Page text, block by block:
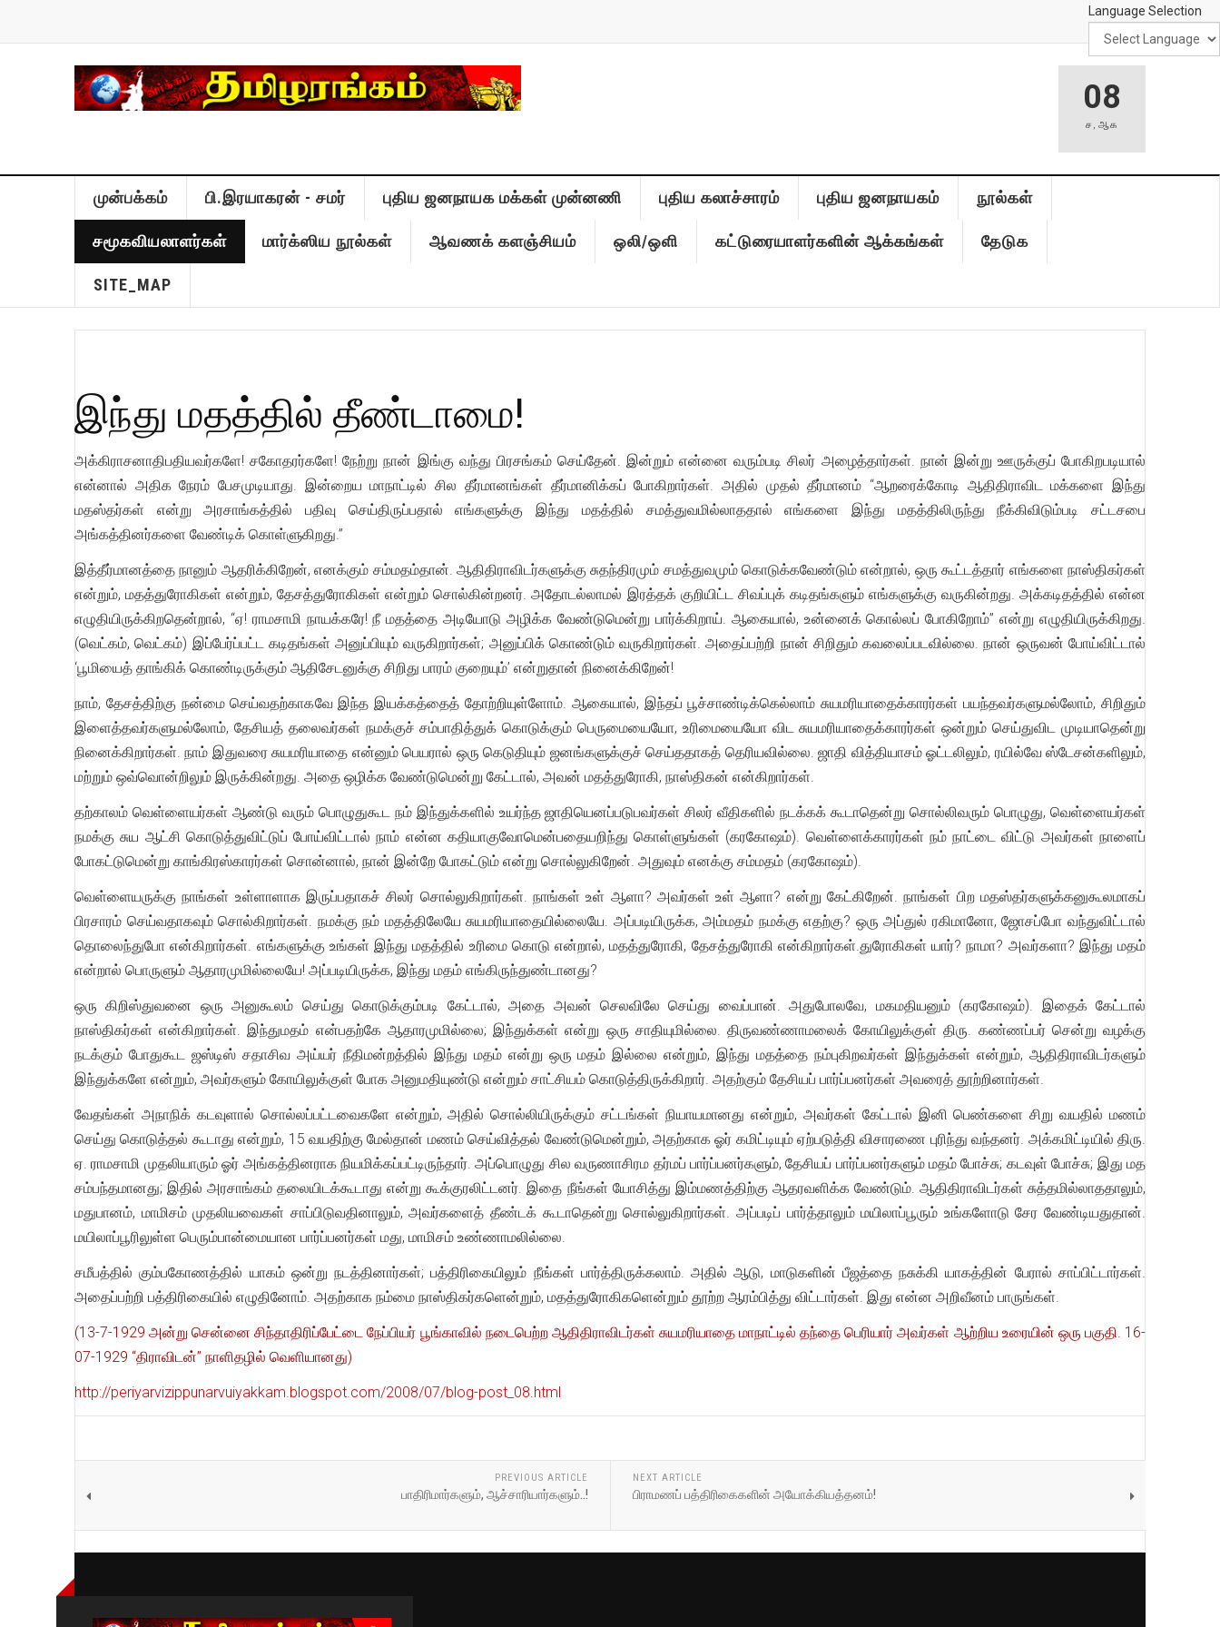
Language Selection
08
ச , ஆக
முன்பக்கம் பி.இரயாகரன் - சமர் புதிய ஜனநாயக மக்கள் முன்னணி புதிய கலாச்சாரம் புதிய ஜனநாயகம் நூல்கள்
சமூகவியலாளர்கள் மார்க்ஸிய நூல்கள் ஆவணக் களஞ்சியம் ஒலி/ஒளி கட்டுரையாளர்களின் ஆக்கங்கள் தேடுக
SITE_MAP
இந்து மதத்தில் தீண்டாமை!
அக்கிராசனாதிபதியவர்களே! சகோதரர்களே! நேற்று நான் இங்கு வந்து பிரசங்கம் செய்தேன். இன்றும் என்னை வரும்படி சிலர் அழைத்தார்கள். நான் இன்று ஊருக்குப் போகிறபடியால்
என்னால் அதிக நேரம் பேசமுடியாது. இன்றைய மாநாட்டில் சில தீர்மானங்கள் தீர்மானிக்கப் போகிறார்கள். அதில் முதல் தீர்மானம் “ஆறரைக்கோடி ஆதிதிராவிட மக்களை இந்து
மதஸ்தர்கள் என்று அரசாங்கத்தில் பதிவு செய்திருப்பதால் எங்களுக்கு இந்து மதத்தில் சமத்துவமில்லாததால் எங்களை இந்து மதத்திலிருந்து நீக்கிவிடும்படி சட்டசபை
அங்கத்தினர்களை வேண்டிக் கொள்ளுகிறது.”
இத்தீர்மானத்தை நானும் ஆதரிக்கிறேன், எனக்கும் சம்மதம்தான். ஆதிதிராவிடர்களுக்கு சுதந்திரமும் சமத்துவமும் கொடுக்கவேண்டும் என்றால், ஒரு கூட்டத்தார் எங்களை நாஸ்திகர்கள்
என்றும், மதத்துரோகிகள் என்றும், தேசத்துரோகிகள் என்றும் சொல்கின்றனர். அதோடல்லாமல் இரத்தக் குறியிட்ட சிவப்புக் கடிதங்களும் எங்களுக்கு வருகின்றது. அக்கடிதத்தில் என்ன
எழுதியிருக்கிறதென்றால், “ஏ! ராமசாமி நாயக்கரே! நீ மதத்தை அடியோடு அழிக்க வேண்டுமென்று பார்க்கிறாய். ஆகையால், உன்னைக் கொல்லப் போகிறோம்” என்று எழுதியிருக்கிறது.
(வெட்கம், வெட்கம்) இப்பேர்ப்பட்ட கடிதங்கள் அனுப்பியும் வருகிறார்கள்; அனுப்பிக் கொண்டும் வருகிறார்கள். அதைப்பற்றி நான் சிறிதும் கவலைப்படவில்லை. நான் ஒருவன் போய்விட்டால்
‘பூமியைத் தாங்கிக் கொண்டிருக்கும் ஆதிசேடனுக்கு சிறிது பாரம் குறையும்’ என்றுதான் நினைக்கிறேன்!
நாம், தேசத்திற்கு நன்மை செய்வதற்காகவே இந்த இயக்கத்தைத் தோற்றியுள்ளோம். ஆகையால், இந்தப் பூச்சாண்டிக்கெல்லாம் சுயமரியாதைக்காரர்கள் பயந்தவர்களுமல்லோம், சிறிதும்
இளைத்தவர்களுமல்லோம், தேசியத் தலைவர்கள் நமக்குச் சம்பாதித்துக் கொடுக்கும் பெருமையையோ, உரிமையையோ விட சுயமரியாதைக்காரர்கள் ஒன்றும் செய்துவிட முடியாதென்று
நினைக்கிறார்கள். நாம் இதுவரை சுயமரியாதை என்னும் பெயரால் ஒரு கெடுதியும் ஜனங்களுக்குச் செய்ததாகத் தெரியவில்லை. ஜாதி வித்தியாசம் ஓட்டலிலும், ரயில்வே ஸ்டேசன்களிலும்,
மற்றும் ஒவ்வொன்றிலும் இருக்கின்றது. அதை ஒழிக்க வேண்டுமென்று கேட்டால், அவன் மதத்துரோகி, நாஸ்திகன் என்கிறார்கள்.
தற்காலம் வெள்ளையர்கள் ஆண்டு வரும் பொழுதுகூட நம் இந்துக்களில் உயர்ந்த ஜாதியெனப்படுபவர்கள் சிலர் வீதிகளில் நடக்கக் கூடாதென்று சொல்லிவரும் பொழுது, வெள்ளையர்கள்
நமக்கு சுய ஆட்சி கொடுத்துவிட்டுப் போய்விட்டால் நாம் என்ன கதியாகுவோமென்பதையறிந்து கொள்ளுங்கள் (கரகோஷம்). வெள்ளைக்காரர்கள் நம் நாட்டை விட்டு அவர்கள் நாளைப்
போகட்டுமென்று காங்கிரஸ்காரர்கள் சொன்னால், நான் இன்றே போகட்டும் என்று சொல்லுகிறேன். அதுவும் எனக்கு சம்மதம் (கரகோஷம்).
வெள்ளையருக்கு நாங்கள் உள்ளாளாக இருப்பதாகச் சிலர் சொல்லுகிறார்கள். நாங்கள் உள் ஆளா? அவர்கள் உள் ஆளா? என்று கேட்கிறேன். நாங்கள் பிற மதஸ்தர்களுக்கனுகூலமாகப்
பிரசாரம் செய்வதாகவும் சொல்கிறார்கள். நமக்கு நம் மதத்திலேயே சுயமரியாதையில்லையே. அப்படியிருக்க, அம்மதம் நமக்கு எதற்கு? ஒரு அப்துல் ரகிமானோ, ஜோசப்போ வந்துவிட்டால்
தொலைந்துபோ என்கிறார்கள். எங்களுக்கு உங்கள் இந்து மதத்தில் உரிமை கொடு என்றால், மதத்துரோகி, தேசத்துரோகி என்கிறார்கள்.துரோகிகள் யார்? நாமா? அவர்களா? இந்து மதம்
என்றால் பொருளும் ஆதாரமுமில்லையே! அப்படியிருக்க, இந்து மதம் எங்கிருந்துண்டானது?
ஒரு கிறிஸ்துவனை ஒரு அனுகூலம் செய்து கொடுக்கும்படி கேட்டால், அதை அவன் செலவிலே செய்து வைப்பான். அதுபோலவே, மகமதியனும் (கரகோஷம்). இதைக் கேட்டால்
நாஸ்திகர்கள் என்கிறார்கள். இந்துமதம் என்பதற்கே ஆதாரமுமில்லை; இந்துக்கள் என்று ஒரு சாதியுமில்லை. திருவண்ணாமலைக் கோயிலுக்குள் திரு. கண்ணப்பர் சென்று வழக்கு
நடக்கும் போதுகூட ஜஸ்டிஸ் சதாசிவ அய்யர் நீதிமன்றத்தில் இந்து மதம் என்று ஒரு மதம் இல்லை என்றும், இந்து மதத்தை நம்புகிறவர்கள் இந்துக்கள் என்றும், ஆதிதிராவிடர்களும்
இந்துக்களே என்றும், அவர்களும் கோயிலுக்குள் போக அனுமதியுண்டு என்றும் சாட்சியம் கொடுத்திருக்கிறார். அதற்கும் தேசியப் பார்ப்பனர்கள் அவரைத் தூற்றினார்கள்.
வேதங்கள் அநாநிக் கடவுளால் சொல்லப்பட்டவைகளே என்றும், அதில் சொல்லியிருக்கும் சட்டங்கள் நியாயமானது என்றும், அவர்கள் கேட்டால் இனி பெண்களை சிறு வயதில் மணம்
செய்து கொடுத்தல் கூடாது என்றும், 15 வயதிற்கு மேல்தான் மணம் செய்வித்தல் வேண்டுமென்றும், அதற்காக ஓர் கமிட்டியும் ஏற்படுத்தி விசாரணை புரிந்து வந்தனர். அக்கமிட்டியில் திரு.
ஏ. ராமசாமி முதலியாரும் ஓர் அங்கத்தினராக நியமிக்கப்பட்டிருந்தார். அப்பொழுது சில வருணாசிரம தர்மப் பார்ப்பனர்களும், தேசியப் பார்ப்பனர்களும் மதம் போச்சு; கடவுள் போச்சு; இது மத
சம்பந்தமானது; இதில் அரசாங்கம் தலையிடக்கூடாது என்று கூக்குரலிட்டனர். இதை நீங்கள் யோசித்து இம்மணத்திற்கு ஆதரவளிக்க வேண்டும். ஆதிதிராவிடர்கள் சுத்தமில்லாததாலும்,
மதுபானம், மாமிசம் முதலியவைகள் சாப்பிடுவதினாலும், அவர்களைத் தீண்டக் கூடாதென்று சொல்லுகிறார்கள். அப்படிப் பார்த்தாலும் மயிலாப்பூரும் உங்களோடு சேர வேண்டியதுதான்.
மயிலாப்பூரிலுள்ள பெரும்பான்மையான பார்ப்பனர்கள் மது, மாமிசம் உண்ணாமலில்லை.
சமீபத்தில் கும்பகோணத்தில் யாகம் ஒன்று நடத்தினார்கள்; பத்திரிகையிலும் நீங்கள் பார்த்திருக்கலாம். அதில் ஆடு, மாடுகளின் பீஜத்தை நசுக்கி யாகத்தின் பேரால் சாப்பிட்டார்கள்.
அதைப்பற்றி பத்திரிகையில் எழுதினோம். அதற்காக நம்மை நாஸ்திகர்களென்றும், மதத்துரோகிகளென்றும் தூற்ற ஆரம்பித்து விட்டார்கள். இது என்ன அறிவீனம் பாருங்கள்.
(13-7-1929 அன்று சென்னை சிந்தாதிரிப்பேட்டை நேப்பியர் பூங்காவில் நடைபெற்ற ஆதிதிராவிடர்கள் சுயமரியாதை மாநாட்டில் தந்தை பெரியார் அவர்கள் ஆற்றிய உரையின் ஒரு பகுதி. 16-
07-1929 “திராவிடன்” நாளிதழில் வெளியானது)
http://periyarvizippunarvuiyakkam.blogspot.com/2008/07/blog-post_08.html
PREVIOUS ARTICLE
பாதிரிமார்களும், ஆச்சாரியார்களும்..!
NEXT ARTICLE
பிராமணப் பத்திரிகைகளின் அயோக்கியத்தனம்!